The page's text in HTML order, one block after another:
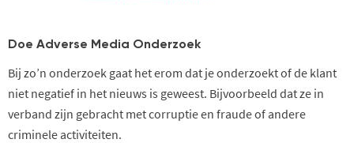
Doe Adverse Media Onderzoek
Bij zo’n onderzoek gaat het erom dat je onderzoekt of de klant
niet negatief in het nieuws is geweest. Bijvoorbeeld dat ze in
verband zijn gebracht met corruptie en fraude of andere
criminele activiteiten.